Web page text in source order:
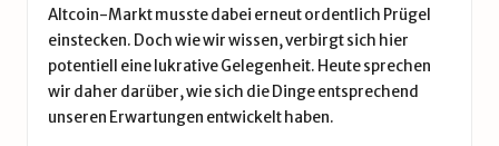
Altcoin-Markt musste dabei erneut ordentlich Prügel
einstecken. Doch wie wir wissen, verbirgt sich hier
potentiell eine lukrative Gelegenheit. Heute sprechen
wir daher darüber, wie sich die Dinge entsprechend
unseren Erwartungen entwickelt haben.